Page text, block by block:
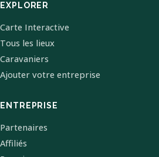
EXPLORER
Carte Interactive
Tous les lieux
Caravaniers
Ajouter votre entreprise
ENTREPRISE
Partenaires
Affiliés